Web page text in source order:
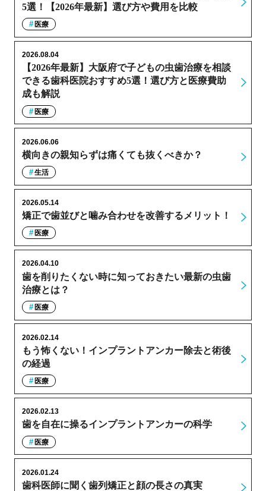
5選！【2026年最新】選び方や費用を比較
医療
【2026年最新】大阪府で子どもの虫歯治療を相談
できる歯科医院おすすめ5選！選び方と医療費助
成も解説
2026.08.04
医療
横向きの親知らずは痛くても抜くべきか？
2026.06.06
生活
矯正で歯並びと噛み合わせを改善するメリット！
2026.05.14
医療
歯を削りたくない時に知っておきたい最新の虫歯
治療とは？
2026.04.10
医療
もう怖くない！インプラントアンカー除去と術後
の経過
2026.02.14
医療
歯を自在に操るインプラントアンカーの科学
2026.02.13
医療
歯科医師に聞く歯列矯正と顔の長さの真実
2026.01.24